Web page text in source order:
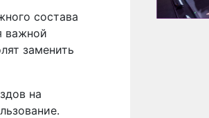
состава
важной
заменить
на